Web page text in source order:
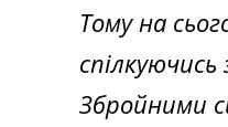
Тому на
Збройними